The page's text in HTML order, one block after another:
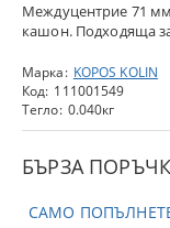
Междуцентрие 71
кашон. Подходяща
Марка: KOPOS KOLIN
Код: 111001549
Тегло: 0.040кг
БЪРЗА
САМО